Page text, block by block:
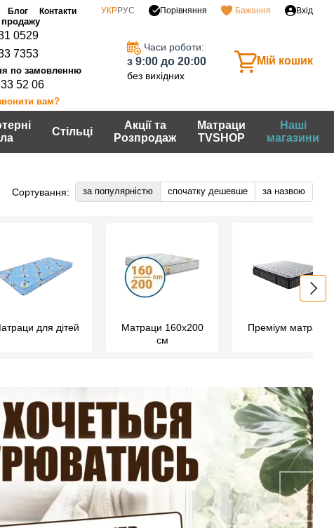
Блог
Контакти
УКРРУС Порівняння Бажання Вхід
0529
7353
52 06
вам?
Часи роботи:
з 9:00 до 20:00
без вихідних
Мій кошик
Стільці
Акції та
Розпродаж
Матраци
TVSHOP
Наші
магазини
Сортування: за популярністю спочатку дешевше за назвою
для дітей
Матраци 160х200
см
Преміум матраци